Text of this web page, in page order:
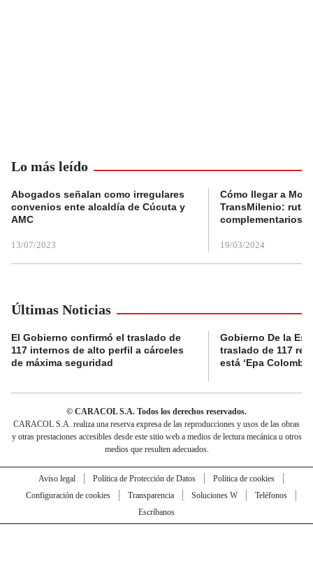
Lo más leído
Abogados señalan como irregulares
convenios ente alcaldía de Cúcuta y
AMC
13/07/2023
Cómo llegar a
TransMilenio:
complementarios
19/03/2024
Últimas Noticias
El Gobierno confirmó el traslado de
117 internos de alto perfil a cárceles
de máxima seguridad
Gobierno De la
traslado de 117
está ‘Epa
© CARACOL S.A. Todos los derechos reservados.
CARACOL S.A. realiza una reserva expresa de las reproducciones y usos de las obras
y otras prestaciones accesibles desde este sitio web a medios de lectura mecánica u otros
medios que resulten adecuados.
Aviso legal Política de Protección de Datos
Política de cookies
Configuración de cookies
Transparencia Soluciones W
Teléfonos
Escríbanos